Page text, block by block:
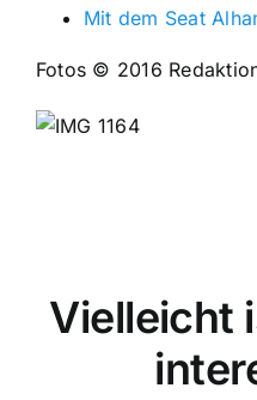
Mit dem Seat
Fotos © 2016
Vielleicht